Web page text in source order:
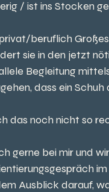
/ ist ins Stocken
beruflich
sie in den jetzt
Begleitung
dass ein Schuh
das noch nicht so
gerne bei mir und
Ausblick darauf,